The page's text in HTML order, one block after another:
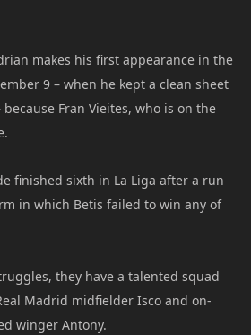
makes his first appearance in the
9 – when he kept a clean sheet
because Fran Vieites, who is on the
finished sixth in La Liga after a run
in which Betis failed to win any of
they have a talented squad
Madrid midfielder Isco and on-
winger Antony.